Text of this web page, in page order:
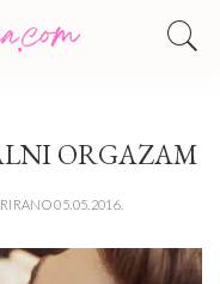
ORGAZAM
05.05.2016.